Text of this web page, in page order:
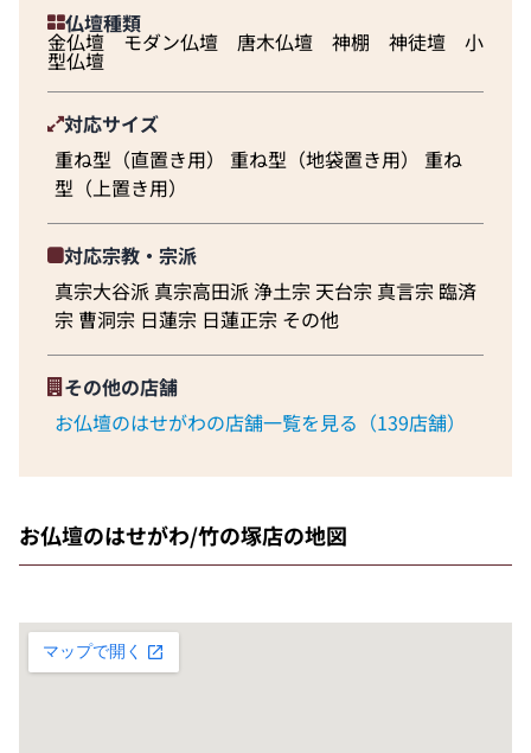
仏壇種類
金仏壇 モダン仏壇 唐木仏壇 神棚 神徒壇 小
型仏壇
対応サイズ
重ね型（直置き用） 重ね型（地袋置き用） 重ね
型（上置き用）
対応宗教・宗派
真宗大谷派 真宗高田派 浄土宗 天台宗 真言宗 臨済
宗 曹洞宗 日蓮宗 日蓮正宗 その他
その他の店舗
お仏壇のはせがわの店舗一覧を見る（139店舗）
お仏壇のはせがわ/竹の塚店の地図